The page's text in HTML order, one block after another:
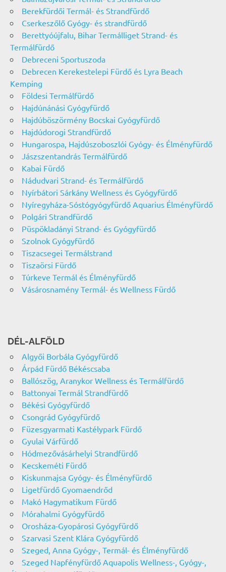
Berekfürdői Termál- és Strandfürdő
Cserkeszőlő Gyógy- és strandfürdő
Berettyóújfalu, Bihar Termálliget Strand- és
Termálfürdő
Debreceni Sportuszoda
Debrecen Kerekestelepi Fürdő és Lyra Beach
Kemping
Földesi Termálfürdő
Hajdúnánási Gyógyfürdő
Hajdúböszörmény Bocskai Gyógyfürdő
Hajdúdorogi Strandfürdő
Hungarospa, Hajdúszoboszlói Gyógy- és Élményfürdő
Jászszentandrás Termálfürdő
Kabai Fürdő
Nádudvari Strand- és Termálfürdő
Nyírbátori Sárkány Wellness és Gyógyfürdő
Nyíregyháza-Sóstógyógyfürdő Aquarius Élményfürdő
Polgári Strandfürdő
Püspökladányi Strand- és Gyógyfürdő
Szolnok Gyógyfürdő
Tiszacsegei Termálstrand
Tiszaörsi Fürdő
Túrkeve Termál és Élményfürdő
Vásárosnamény Termál- és Wellness Fürdő
DÉL-ALFÖLD
Algyői Borbála Gyógyfürdő
Árpád Fürdő Békéscsaba
Ballószög, Aranykor Wellness és Termálfürdő
Battonyai Termál Strandfürdő
Békési Gyógyfürdő
Csongrád Gyógyfürdő
Füzesgyarmati Kastélypark Fürdő
Gyulai Várfürdő
Hódmezővásárhelyi Strandfürdő
Kecskeméti Fürdő
Kiskunmajsa Gyógy- és Élményfürdő
Ligetfürdő Gyomaendrőd
Makó Hagymatikum Fürdő
Mórahalmi Gyógyfürdő
Orosháza-Gyopárosi Gyógyfürdő
Szarvasi Szent Klára Gyógyfürdő
Szeged, Anna Gyógy-, Termál- és Élményfürdő
Szeged Napfényfürdő Aquapolis Wellness-, Gyógy-,